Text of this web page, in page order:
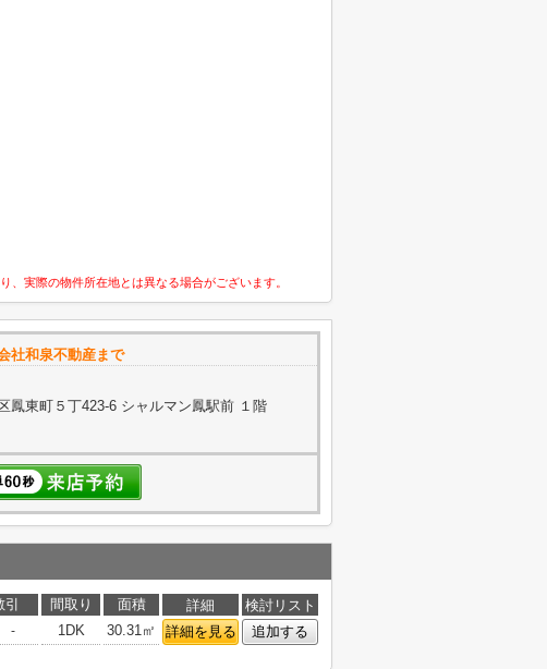
実際の物件所在地とは異なる場合がございます。
社和泉不動産まで
鳳東町５丁423-6 シャルマン鳳駅前 １階
間取り 面積 詳細
検討リスト
- 1DK 30.31㎡ 詳細を見る 追加する